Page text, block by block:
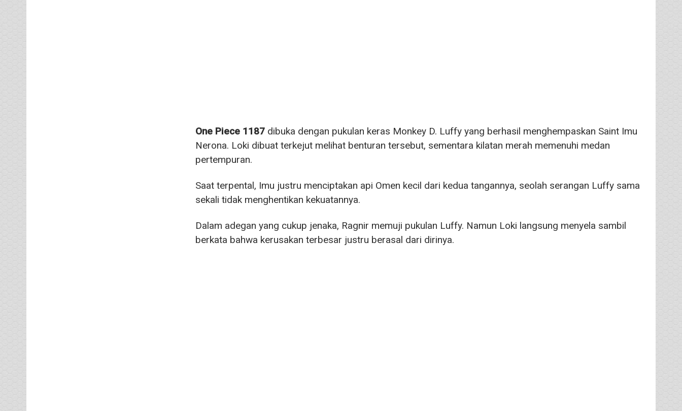
One Piece 1187dibuka dengan pukulan keras Monkey D. Luffy yang berhasil menghempaskan Saint Imu
Nerona. Loki dibuat terkejut melihat benturan tersebut, sementara kilatan merah memenuhi medan
pertempuran.
Saat terpental, Imu justru menciptakan api Omen kecil dari kedua tangannya, seolah serangan Luffy sama
sekali tidak menghentikan kekuatannya.
Dalam adegan yang cukup jenaka, Ragnir memuji pukulan Luffy. Namun Loki langsung menyela sambil
berkata bahwa kerusakan terbesar justru berasal dari dirinya.